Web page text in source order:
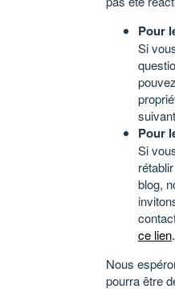
Pour
Si
suivant
Pour
Si
blog,
ce lien.
Nous
pourra être